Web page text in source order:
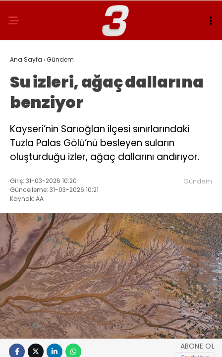
Ana Sayfa ›Gündem
Su izleri, ağaç dallarına
benziyor
Kayseri’nin Sarıoğlan ilçesi sınırlarındaki
Tuzla Palas Gölü’nü besleyen suların
oluşturduğu izler, ağaç dallarını andırıyor.
Giriş: 31-03-2026 10:20
Güncelleme: 31-03-2026 10:21
Kaynak: AA
Gündem
ABONE OL